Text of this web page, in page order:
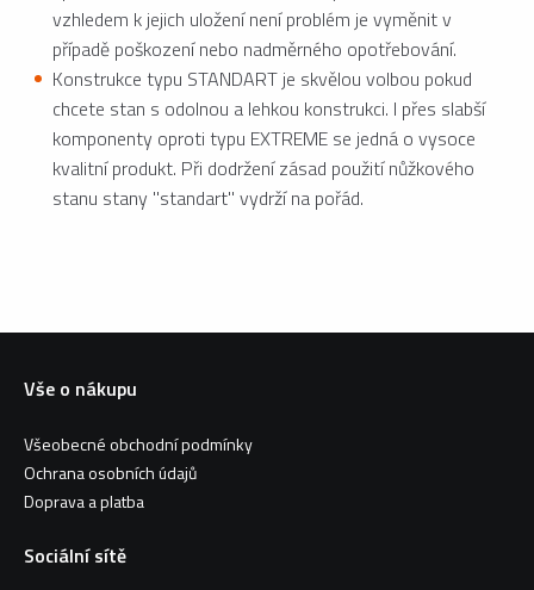
vzhledem k jejich uložení není problém je vyměnit v
případě poškození nebo nadměrného opotřebování.
Konstrukce typu STANDART je skvělou volbou pokud
chcete stan s odolnou a lehkou konstrukci. I přes slabší
komponenty oproti typu EXTREME se jedná o vysoce
kvalitní produkt. Při dodržení zásad použití nůžkového
stanu stany "standart" vydrží na pořád.
Vše o nákupu
Všeobecné obchodní podmínky
Ochrana osobních údajů
Doprava a platba
Sociální sítě